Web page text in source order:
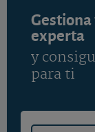
experta
y
para ti